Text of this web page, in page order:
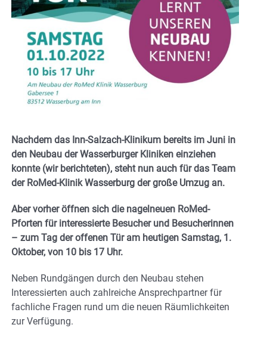
Nachdem das Inn-Salzach-Klinikum bereits im Juni in
den Neubau der Wasserburger Kliniken einziehen
konnte (wir berichteten), steht nun auch für das Team
der RoMed-Klinik Wasserburg der große Umzug an.
Aber vorher öffnen sich die nagelneuen RoMed-
Pforten für interessierte Besucher und Besucherinnen
– zum Tag der offenen Tür am heutigen Samstag, 1.
Oktober, von 10 bis 17 Uhr.
Neben Rundgängen durch den Neubau stehen
Interessierten auch zahlreiche Ansprechpartner für
fachliche Fragen rund um die neuen Räumlichkeiten
zur Verfügung.